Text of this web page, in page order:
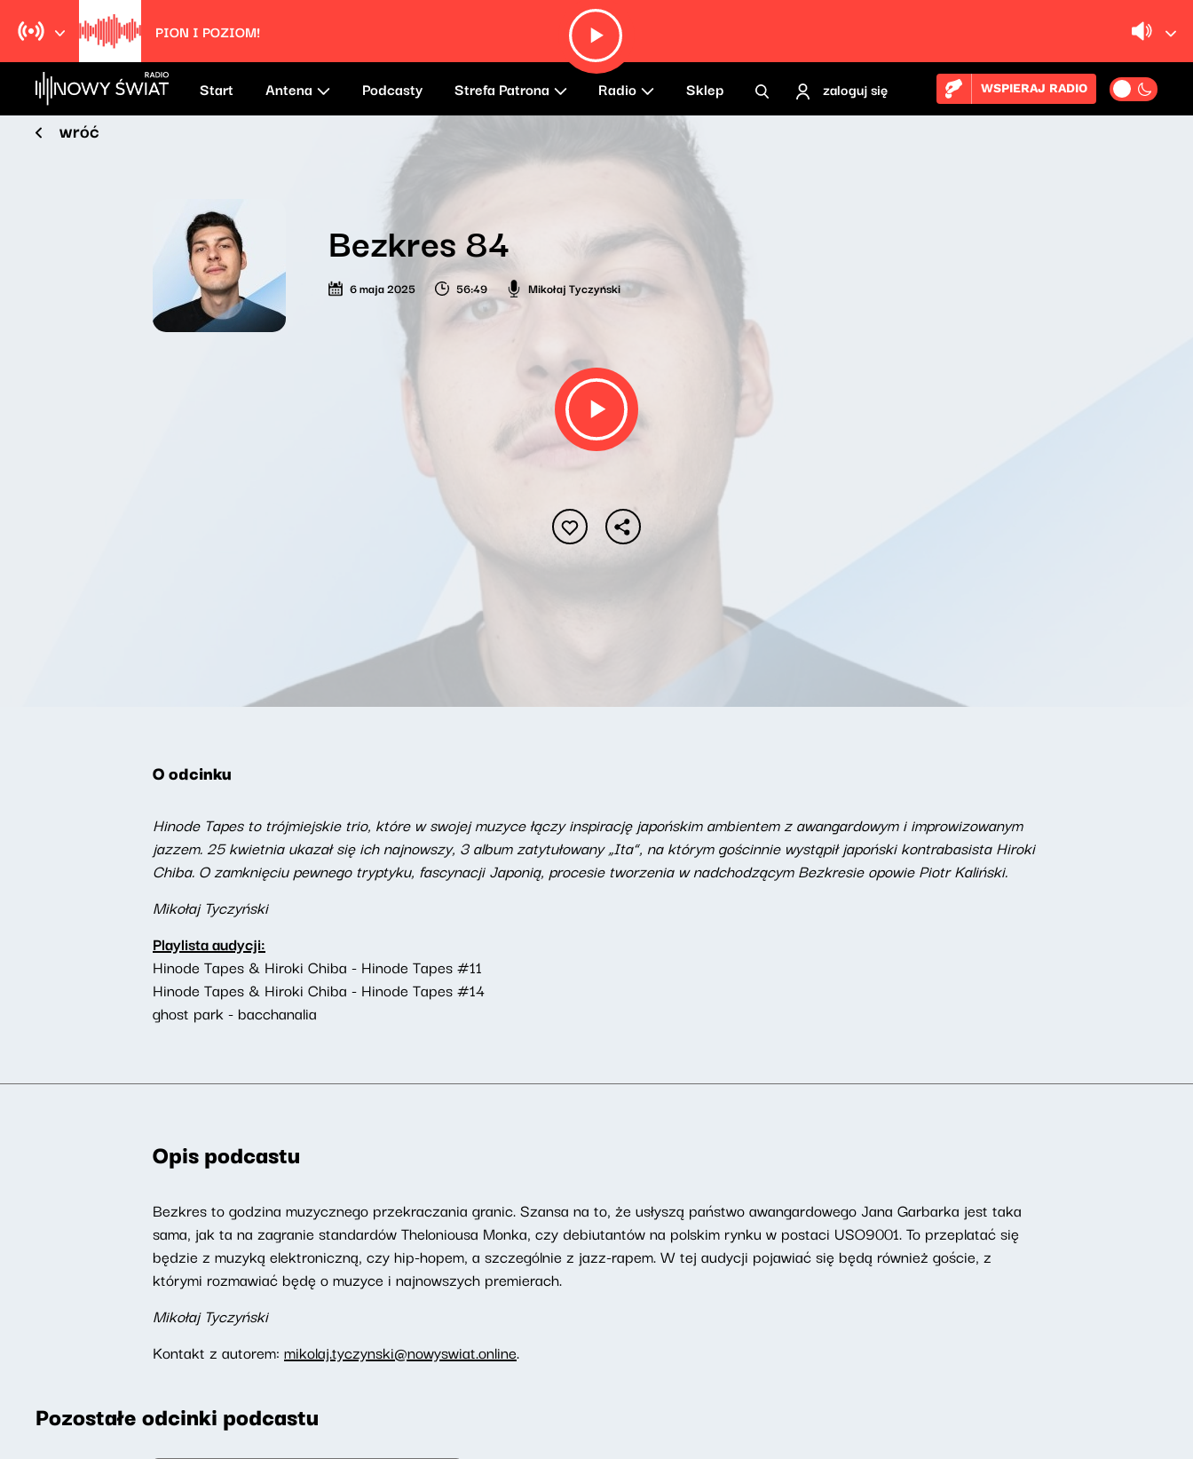
PION I POZIOM!
Start Antena Podcasty Strefa Patrona Radio Sklep zaloguj się WSPIERAJ RADIO
wróć
Bezkres 84
6 maja 2025 56:49 Mikołaj Tyczyński
O odcinku
Hinode Tapes to trójmiejskie trio, które w swojej muzyce łączy inspirację japońskim ambientem z awangardowym i improwizowanym
jazzem. 25 kwietnia ukazał się ich najnowszy, 3 album zatytułowany „Ita”, na którym gościnnie wystąpił japoński kontrabasista Hiroki
Chiba. O zamknięciu pewnego tryptyku, fascynacji Japonią, procesie tworzenia w nadchodzącym Bezkresie opowie Piotr Kaliński.
Mikołaj Tyczyński
Playlista audycji:
Hinode Tapes & Hiroki Chiba - Hinode Tapes #11
Hinode Tapes & Hiroki Chiba - Hinode Tapes #14
ghost park - bacchanalia
Opis podcastu
Bezkres to godzina muzycznego przekraczania granic. Szansa na to, że usłyszą państwo awangardowego Jana Garbarka jest taka
sama, jak ta na zagranie standardów Theloniousa Monka, czy debiutantów na polskim rynku w postaci USO9001. To przeplatać się
będzie z muzyką elektroniczną, czy hip-hopem, a szczególnie z jazz-rapem. W tej audycji pojawiać się będą również goście, z
którymi rozmawiać będę o muzyce i najnowszych premierach.
Mikołaj Tyczyński
Kontakt z autorem: mikolaj.tyczynski@nowyswiat.online.
Pozostałe odcinki podcastu